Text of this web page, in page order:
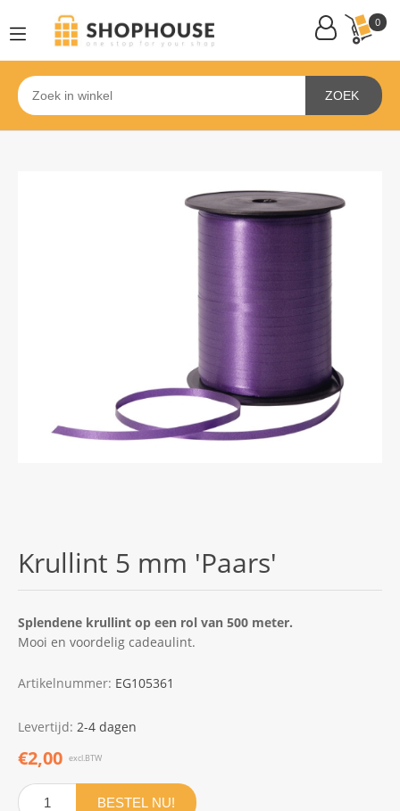
0
ZOEK
Krullint 5 mm 'Paars'
Splendene krullint op een rol van 500 meter.
Mooi en voordelig cadeaulint.
Artikelnummer: EG105361
Levertijd: 2-4 dagen
€2,00 excl.BTW
BESTEL NU!